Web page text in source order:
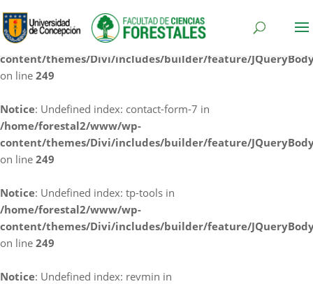
Notice: Undefined index: cf7rl-redirect_method in
/home/forestal2/www/wp-
content/themes/Divi/includes/builder/feature/
on line 249
Notice: Undefined index: contact-form-7 in
/home/forestal2/www/wp-
content/themes/Divi/includes/builder/feature/
on line 249
Notice: Undefined index: tp-tools in
/home/forestal2/www/wp-
content/themes/Divi/includes/builder/feature/
on line 249
Notice: Undefined index: revmin in